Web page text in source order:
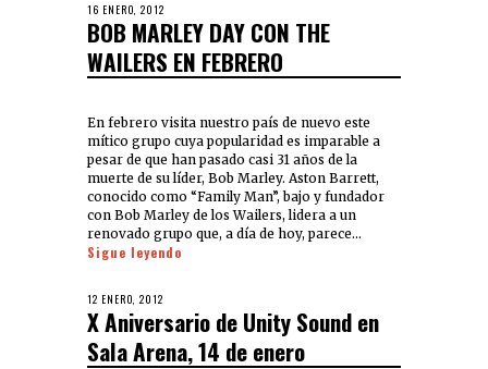
16 ENERO, 2012
BOB MARLEY DAY CON THE
WAILERS EN FEBRERO
En febrero visita nuestro país de nuevo este
mítico grupo cuya popularidad es imparable a
pesar de que han pasado casi 31 años de la
muerte de su líder, Bob Marley. Aston Barrett,
conocido como “Family Man”, bajo y fundador
con Bob Marley de los Wailers, lidera a un
renovado grupo que, a día de hoy, parece…
Sigue leyendo
12 ENERO, 2012
X Aniversario de Unity Sound en
Sala Arena, 14 de enero